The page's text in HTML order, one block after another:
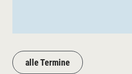
alle Termine